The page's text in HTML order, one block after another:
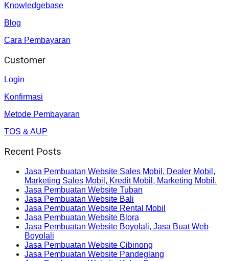
Knowledgebase
Blog
Cara Pembayaran
Customer
Login
Konfirmasi
Metode Pembayaran
TOS & AUP
Recent Posts
Jasa Pembuatan Website Sales Mobil, Dealer Mobil,
Marketing Sales Mobil, Kredit Mobil, Marketing Mobil.
Jasa Pembuatan Website Tuban
Jasa Pembuatan Website Bali
Jasa Pembuatan Website Rental Mobil
Jasa Pembuatan Website Blora
Jasa Pembuatan Website Boyolali, Jasa Buat Web
Boyolali
Jasa Pembuatan Website Cibinong
Jasa Pembuatan Website Pandeglang